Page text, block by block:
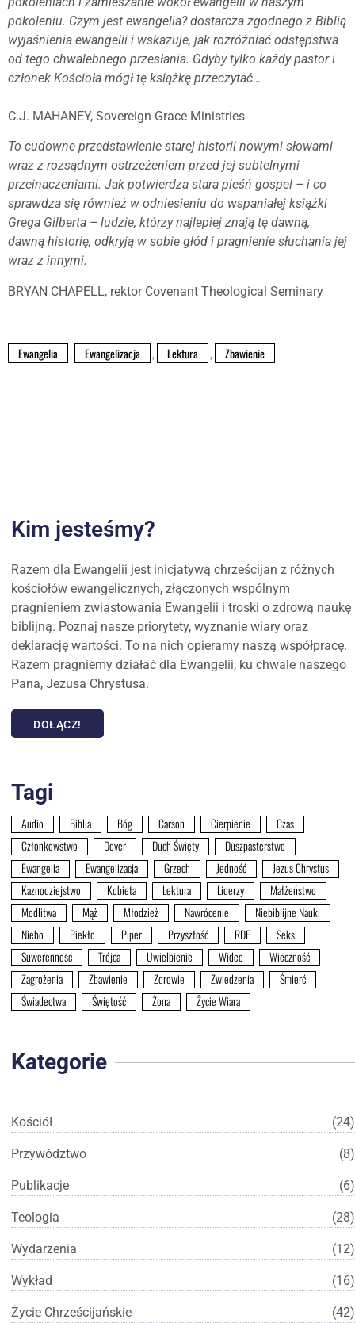
pokoleniu. Czym jest ewangelia? dostarcza zgodnego z Biblią
wyjaśnienia ewangelii i wskazuje, jak rozróżniać odstępstwa
od tego chwalebnego przesłania. Gdyby tylko każdy pastor i
członek Kościoła mógł tę książkę przeczytać…
C.J. MAHANEY, Sovereign Grace Ministries
​To cudowne przedstawienie starej historii nowymi słowami
wraz z rozsądnym ostrzeżeniem przed jej subtelnymi
przeinaczenia­mi. Jak potwierdza stara pieśń gospel – i co
sprawdza się również w odniesieniu do wspaniałej książki
Grega Gilberta – ludzie, któ­rzy najlepiej znają tę dawną,
dawną historię, odkryją w sobie głód i pragnienie słuchania jej
wraz z innymi.
BRYAN CHAPELL, rektor Covenant Theological Seminary
Ewangelia , Ewangelizacja , Lektura , Zbawienie
Kim jesteśmy?
Razem dla Ewangelii jest inicjatywą chrześcijan z różnych
kościołów ewangelicznych, złączonych wspólnym
pragnieniem zwiastowania Ewangelii i troski o zdrową naukę
biblijną. Poznaj nasze priorytety, wyznanie wiary oraz
deklarację wartości. To na nich opieramy naszą współpracę.
Razem pragniemy działać dla Ewangelii, ku chwale naszego
Pana, Jezusa Chrystusa.
DOŁĄCZ!
Tagi
Audio Biblia Bóg Carson Cierpienie
Czas
Członkowstwo
Dever Duch Święty
Duszpasterstwo
Ewangelia
Ewangelizacja Grzech Jedność
Jezus Chrystus
Kaznodziejstwo
Kobieta Lektura Liderzy
Małżeństwo
Modlitwa
Mąż Młodzież Nawrócenie
Niebiblijne Nauki
Niebo
Piekło Piper Przyszłość RDE
Seks
Suwerenność
Trójca Uwielbienie Wideo
Wieczność
Zagrożenia
Zbawienie Zdrowie Zwiedzenia
Śmierć
Świadectwa
Świętość Żona Życie Wiarą
Kategorie
Kościół (24)
Przywództwo (8)
Publikacje (6)
Teologia (28)
Wydarzenia (12)
Wykład (16)
Życie Chrześcijańskie (42)